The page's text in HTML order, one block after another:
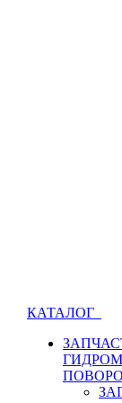
КАТАЛОГ